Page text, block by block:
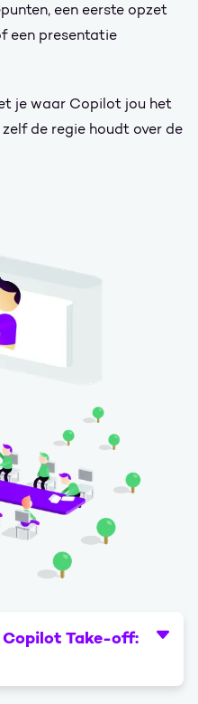
een eerste opzet
een presentatie
je waar Copilot jou het
de regie houdt over de
Take-off: